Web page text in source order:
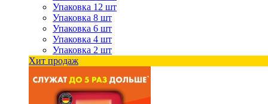
Упаковка 12 шт
Упаковка 8 шт
Упаковка 6 шт
Упаковка 4 шт
Упаковка 2 шт
Хит продаж